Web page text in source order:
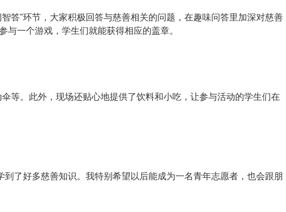
答”环节，大家积极回答与慈善相关的问题，在趣味问答里加深对慈善
一个游戏，学生们就能获得相应的盖章。
等。此外，现场还贴心地提供了饮料和小吃，让参与活动的学生们在
了好多慈善知识。我特别希望以后能成为一名青年志愿者，也会跟朋